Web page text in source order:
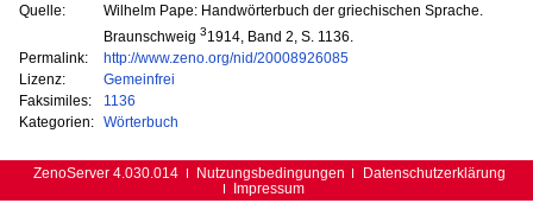
Quelle:
Wilhelm Pape: Handwörterbuch der griechischen Sprache.
Braunschweig 31914, Band 2, S. 1136.
Permalink:
http://www.zeno.org/nid/20008926085
Lizenz:
Gemeinfrei
Faksimiles:
1136
Kategorien:
Wörterbuch
ZenoServer 4.030.014 Nutzungsbedingungen
Datenschutzerklärung
Impressum